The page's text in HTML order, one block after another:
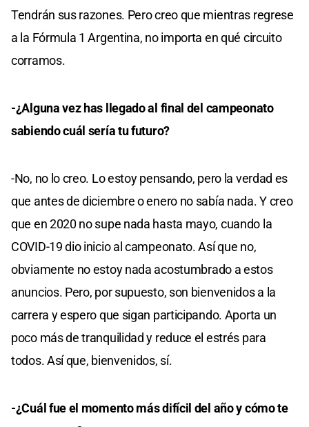
Tendrán sus razones. Pero creo que mientras regrese
a la Fórmula 1 Argentina, no importa en qué circuito
corramos.
-¿Alguna vez has llegado al final del campeonato
sabiendo cuál sería tu futuro?
-No, no lo creo. Lo estoy pensando, pero la verdad es
que antes de diciembre o enero no sabía nada. Y creo
que en 2020 no supe nada hasta mayo, cuando la
COVID-19 dio inicio al campeonato. Así que no,
obviamente no estoy nada acostumbrado a estos
anuncios. Pero, por supuesto, son bienvenidos a la
carrera y espero que sigan participando. Aporta un
poco más de tranquilidad y reduce el estrés para
todos. Así que, bienvenidos, sí.
-¿Cuál fue el momento más difícil del año y cómo te